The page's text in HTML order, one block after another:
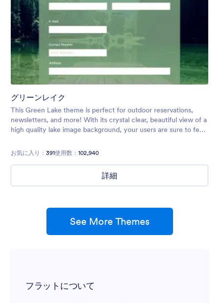
グリーンレイク
This Green Lake theme is perfect for outdoor reservations,
newsletters, and more! With its crystal clear, beautiful view of a
high quality lake image background, your users are sure to feel
お気に入り： 391使用数： 102,940
詳細
See More Themes
フラットについて